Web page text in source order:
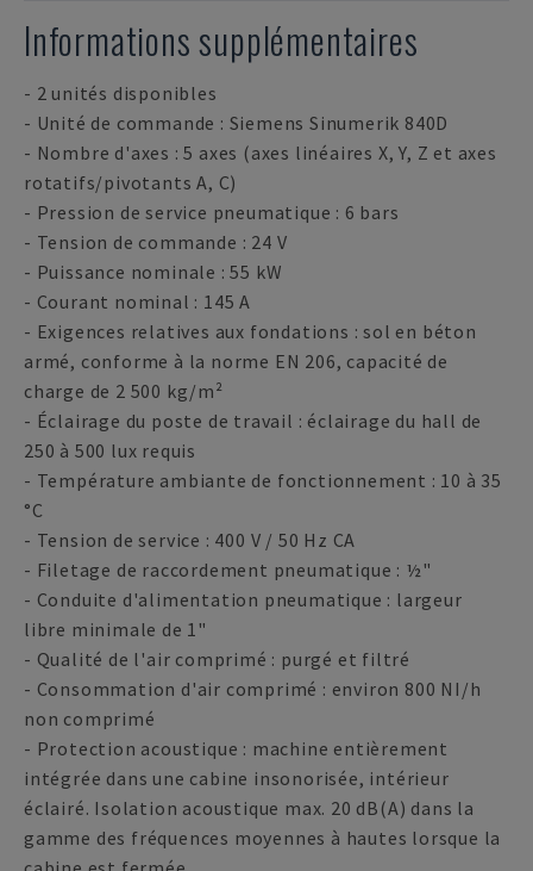
Informations supplémentaires
- 2 unités disponibles
- Unité de commande : Siemens Sinumerik 840D
- Nombre d'axes : 5 axes (axes linéaires X, Y, Z et axes
rotatifs/pivotants A, C)
- Pression de service pneumatique : 6 bars
- Tension de commande : 24 V
- Puissance nominale : 55 kW
- Courant nominal : 145 A
- Exigences relatives aux fondations : sol en béton
armé, conforme à la norme EN 206, capacité de
charge de 2 500 kg/m²
- Éclairage du poste de travail : éclairage du hall de
250 à 500 lux requis
- Température ambiante de fonctionnement : 10 à 35
°C
- Tension de service : 400 V / 50 Hz CA
- Filetage de raccordement pneumatique : ½"
- Conduite d'alimentation pneumatique : largeur
libre minimale de 1"
- Qualité de l'air comprimé : purgé et filtré
- Consommation d'air comprimé : environ 800 NI/h
non comprimé
- Protection acoustique : machine entièrement
intégrée dans une cabine insonorisée, intérieur
éclairé. Isolation acoustique max. 20 dB(A) dans la
gamme des fréquences moyennes à hautes lorsque la